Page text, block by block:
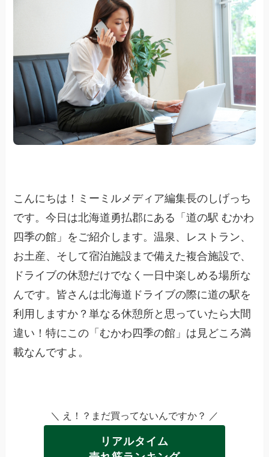
こんにちは！ミーミルメディア編集長のしげっち
です。今日は北海道勇払郡にある「道の駅 むかわ
四季の館」をご紹介します。温泉、レストラン、
お土産、そして宿泊施設まで備えた複合施設で、
ドライブの休憩だけでなく一日中楽しめる場所な
んです。皆さんは北海道ドライブの際に道の駅を
利用しますか？単なる休憩所と思っていたら大間
違い！特にこの「むかわ四季の館」は見どころ満
載なんですよ。
＼ え！？まだ買ってないんですか？ ／
リアルタイム